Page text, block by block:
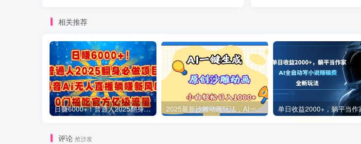
相关推荐
日赚6000+！普通人2025翻身必做项目，抖音Ai无人直播躺赚新风口，0门槛吃官方亿级流量 2025最新沙雕动画玩法，AI一键生成，条条原创 轻松破千万播放，单日变现1K+，小白看完就会
评论 抢沙发